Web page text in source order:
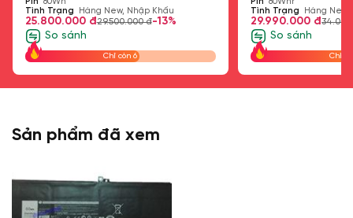
to 96GB)
Tình Trạng
Hàng New, Nhập Khẩu
25.800.000 đ29.500.000 đ-13%
So sánh
Chỉ còn 6
Nâng cấp)
Tình Trạng
Hàng
29.990.000 đ
So sánh
Chỉ
Sản phẩm đã xem